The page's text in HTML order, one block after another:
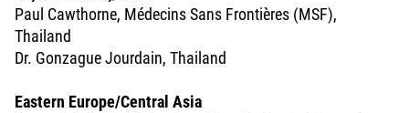
Paul Cawthorne, Médecins Sans Frontières (MSF),
Thailand
Dr. Gonzague Jourdain, Thailand
Eastern Europe/Central Asia